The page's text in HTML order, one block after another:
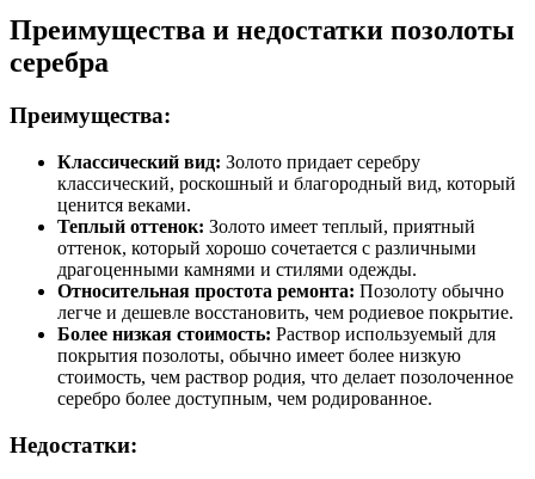
Преимущества и недостатки позолоты
серебра
Преимущества:
Классический вид: Золото придает серебру
классический, роскошный и благородный вид, который
ценится веками.
Теплый оттенок: Золото имеет теплый, приятный
оттенок, который хорошо сочетается с различными
драгоценными камнями и стилями одежды.
Относительная простота ремонта: Позолоту обычно
легче и дешевле восстановить, чем родиевое покрытие.
Более низкая стоимость: Раствор используемый для
покрытия позолоты, обычно имеет более низкую
стоимость, чем раствор родия, что делает позолоченное
серебро более доступным, чем родированное.
Недостатки: